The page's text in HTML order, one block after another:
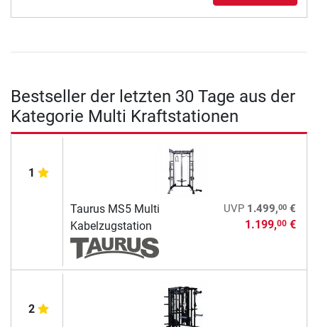
Bestseller der letzten 30 Tage aus der
Kategorie Multi Kraftstationen
1
Taurus MS5 Multi
Kabelzugstation
UVP 1.499,00€
1.199,00€
2